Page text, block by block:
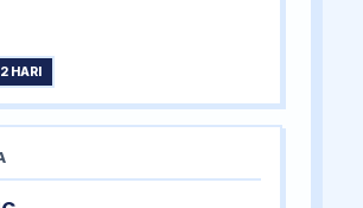
HARI